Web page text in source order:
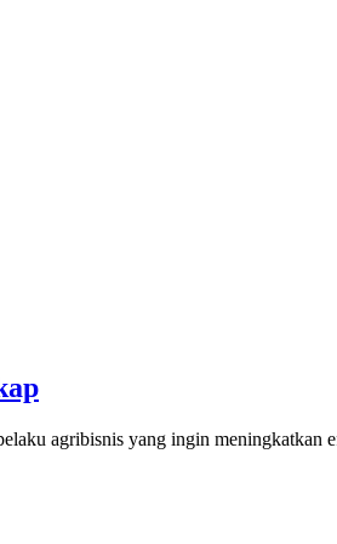
agribisnis yang ingin